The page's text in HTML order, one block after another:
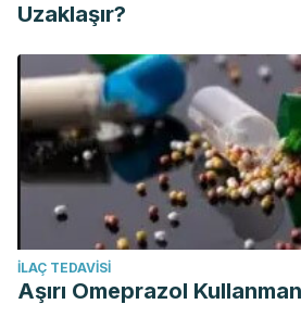
Uzaklaşır?
İLAÇ TEDAVISI
Aşırı Omeprazol